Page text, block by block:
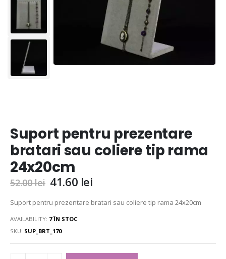
Suport pentru prezentare
bratari sau coliere tip rama
24x20cm
52.00lei 41.60 lei
Suport pentru prezentare bratari sau coliere tip rama 24x20cm
AVAILABILITY: 7 ÎN STOC
SKU: SUP_BRT_170